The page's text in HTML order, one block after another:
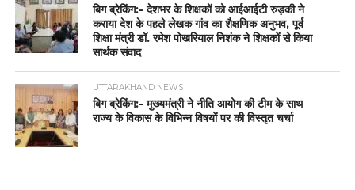
बिग ब्रेकिंग:- देशभर के शिक्षकों को आईआईटी रुड़की ने
कराया देश के पहले लेखक गांव का शैक्षणिक अनुभव, पूर्व
शिक्षा मंत्री डॉ. रमेश पोखरियाल निशंक ने शिक्षकों से किया
सार्थक संवाद
UTTARAKHAND NEWS
बिग ब्रेकिंग:- मुख्यमंत्री ने नीति आयोग की टीम के साथ
राज्य के विकास के विभिन्न विषयों पर की विस्तृत चर्चा